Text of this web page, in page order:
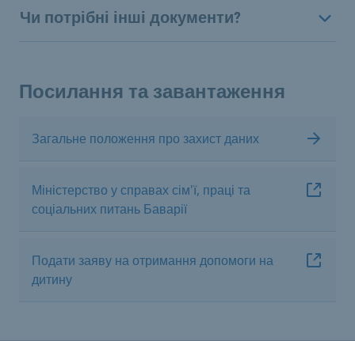
Чи потрібні інші документи?
Посилання та завантаження
Загальне положення про захист даних
Міністерство у справах сім'ї, праці та
соціальних питань Баварії
Подати заяву на отримання допомоги на
дитину